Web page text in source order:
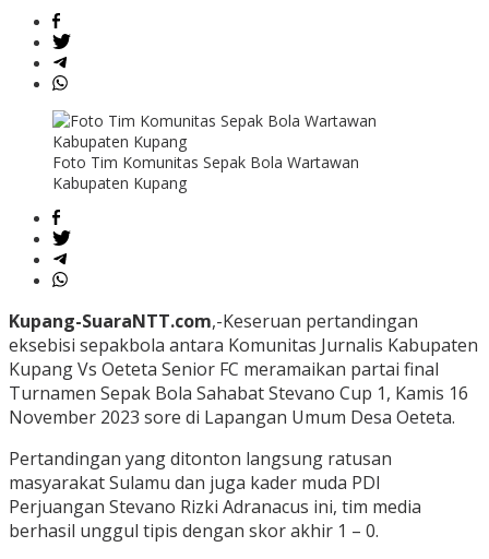
Foto Tim Komunitas Sepak Bola Wartawan
Kabupaten Kupang
Kupang-SuaraNTT.com,-Keseruan pertandingan
eksebisi sepakbola antara Komunitas Jurnalis Kabupaten
Kupang Vs Oeteta Senior FC meramaikan partai final
Turnamen Sepak Bola Sahabat Stevano Cup 1, Kamis 16
November 2023 sore di Lapangan Umum Desa Oeteta.
Pertandingan yang ditonton langsung ratusan
masyarakat Sulamu dan juga kader muda PDI
Perjuangan Stevano Rizki Adranacus ini, tim media
berhasil unggul tipis dengan skor akhir 1 – 0.